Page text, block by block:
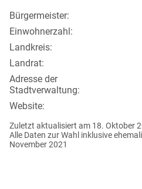
Bürgermeister:
Einwohnerzahl:
Landkreis:
Landrat:
Adresse der
Stadtverwaltung:
Website:
Zuletzt aktualisiert am 18. Oktober
Alle Daten zur Wahl inklusive
November 2021